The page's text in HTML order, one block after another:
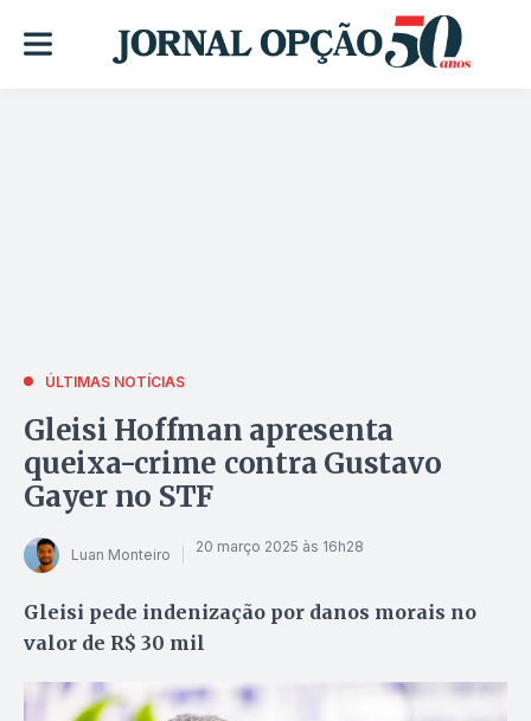
ÚLTIMAS NOTÍCIAS
Gleisi Hoffman apresenta
queixa-crime contra Gustavo
Gayer no STF
Luan Monteiro 20 março 2025 às 16h28
Gleisi pede indenização por danos morais no
valor de R$ 30 mil